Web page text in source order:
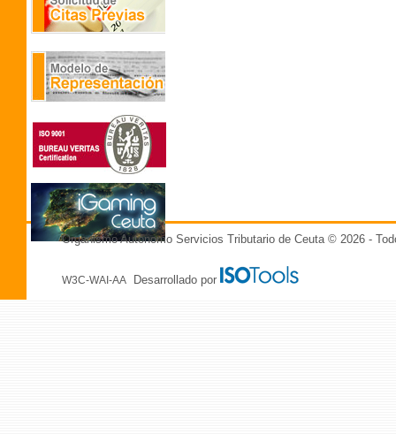
Organismo Autónomo Servicios Tributario de Ceuta © 2026 -
W3C-WAI-AA Desarrollado por